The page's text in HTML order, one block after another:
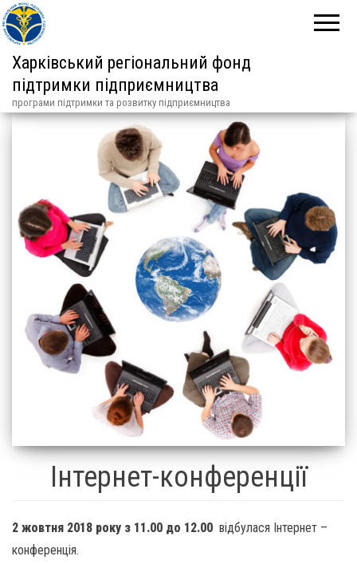
Харківський регіональний фонд
підтримки підприємництва
програми підтримки та розвитку підприємництва
Інтернет-конференції
2 жовтня 2018 року з 11.00 до 12.00 відбулася Інтернет –
конференція.